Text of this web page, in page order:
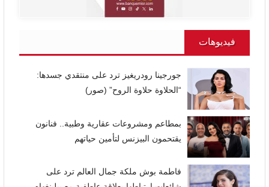
فيديوهات
جورجينا رودريغيز ترد على منتقدي جسدها:
“الحلاوة حلاوة الروح” (صور)
بمطاعم ومشروعات عقارية وطبية.. فنانون
يقتحمون البيزنس لتأمين حياتهم
فاطمة بوش ملكة جمال العالم ترد على